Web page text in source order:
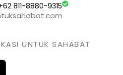
811-8880-9315
UNTUK SAHABAT